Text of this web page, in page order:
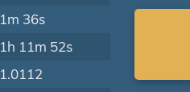
1m 36s
1h 11m 52s
1.0112